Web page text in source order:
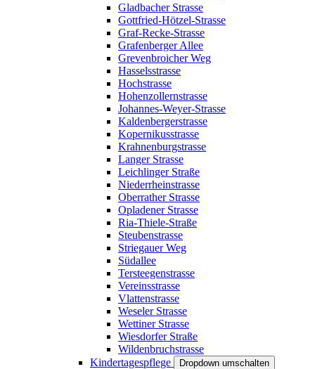
Gladbacher Strasse
Gottfried-Hötzel-Strasse
Graf-Recke-Strasse
Grafenberger Allee
Grevenbroicher Weg
Hasselsstrasse
Hochstrasse
Hohenzollernstrasse
Johannes-Weyer-Strasse
Kaldenbergerstrasse
Kopernikusstrasse
Krahnenburgstrasse
Langer Strasse
Leichlinger Straße
Niederrheinstrasse
Oberrather Strasse
Opladener Strasse
Ria-Thiele-Straße
Steubenstrasse
Striegauer Weg
Südallee
Tersteegenstrasse
Vereinsstrasse
Vlattenstrasse
Weseler Strasse
Wettiner Strasse
Wiesdorfer Straße
Wildenbruchstrasse
Kindertagespflege
Dropdown umschalten